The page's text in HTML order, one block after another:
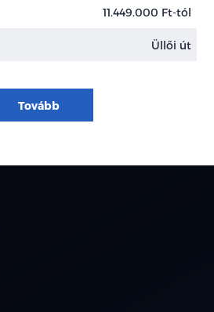
11.449.000 Ft-tól
Üllői út
Tovább